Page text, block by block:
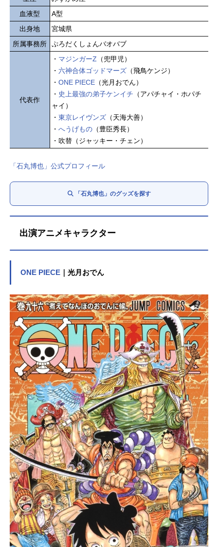
血液型
A型
出身地
宮城県
所属事務所
ぷろだくしょんバオバブ
代表作
・ マジンガーZ （兜甲児）
・ 六神合体ゴッドマーズ （飛鳥ケンジ）
・ ONE PIECE （光月おでん）
・ 史上最強の弟子ケンイチ （アパチャイ・ホパチ
ャイ）
・ 東京レイヴンズ （天海大善）
・ へうげもの （豊臣秀長）
・吹替（ジャッキー・チェン）
「石丸博也」公式プロフィール
「石丸博也」のグッズを探す
出演アニメキャラクター
ONE PIECE ｜光月おでん